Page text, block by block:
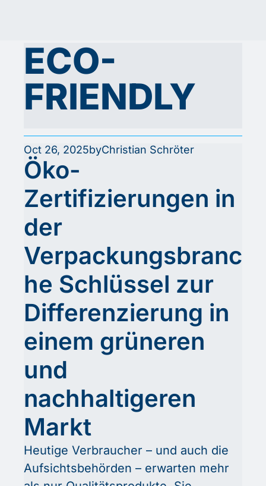
ECO-
FRIENDLY
Oct 26, 2025byChristian Schröter
Öko-
Zertifizierungen in
der
Verpackungsbranc
he Schlüssel zur
Differenzierung in
einem grüneren
und
nachhaltigeren
Markt
Heutige Verbraucher – und auch die
Aufsichtsbehörden – erwarten mehr